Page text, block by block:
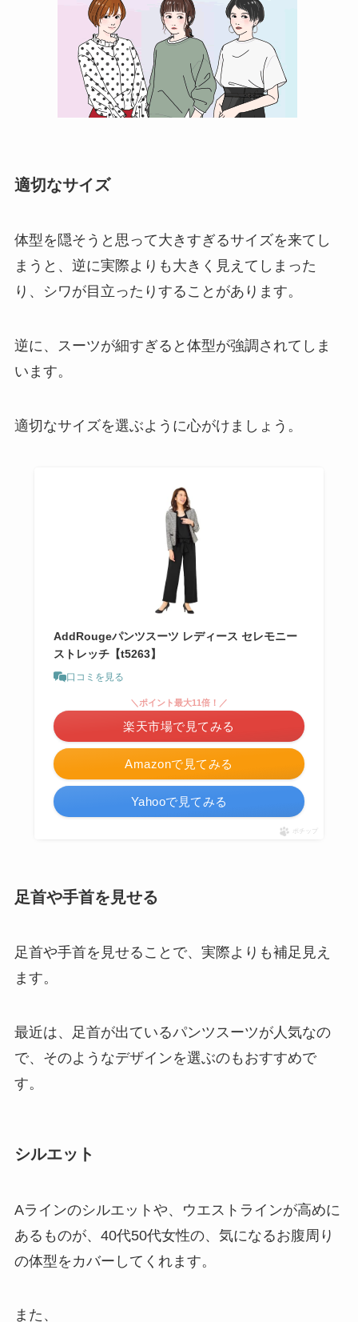
適切なサイズ
体型を隠そうと思って大きすぎるサイズを来てし
まうと、逆に実際よりも大きく見えてしまった
り、シワが目立ったりすることがあります。
逆に、スーツが細すぎると体型が強調されてしま
います。
適切なサイズを選ぶように心がけましょう。
AddRougeパンツスーツ レディース セレモニー
ストレッチ【t5263】
口コミを見る
Amazonで見てみる
＼ポイント最大11倍！／
楽天市場で見てみる
Yahooで見てみる
ポチップ
足首や手首を見せる
足首や手首を見せることで、実際よりも補足見え
ます。
最近は、足首が出ているパンツスーツが人気なの
で、そのようなデザインを選ぶのもおすすめで
す。
シルエット
Aラインのシルエットや、ウエストラインが高めに
あるものが、40代50代女性の、気になるお腹周り
の体型をカバーしてくれます。
また、